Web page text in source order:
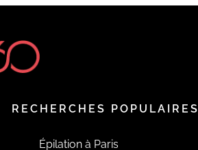
RECHERCHES POPULAIRES
Épilation à Paris